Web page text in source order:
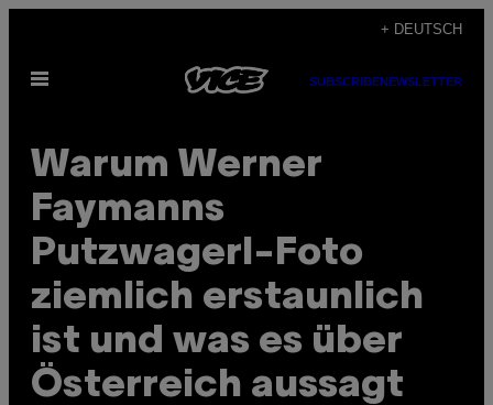
content
+ DEUTSCH
Open
SUBSCRIBENEWSLETTER
Warum Werner
Faymanns
Putzwagerl-Foto
ziemlich erstaunlich
ist und was es über
Österreich aussagt